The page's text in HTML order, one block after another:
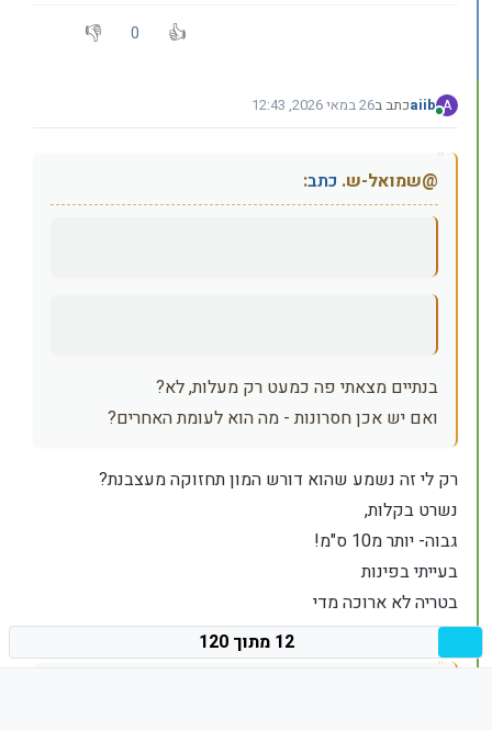
0
A
מחובר
aiibכתב ב26 במאי 2026, 12:43
נערך לאחרונה על ידי aiib
@שמואל-ש. כתב:
בנתיים מצאתי פה כמעט רק מעלות, לא?
ואם יש אכן חסרונות - מה הוא לעומת האחרים?
רק לי זה נשמע שהוא דורש המון תחזוקה מעצבנת?
נשרט בקלות,
גבוה- יותר מ10 ס"מ!
בעייתי בפינות
בטריה לא ארוכה מדי
יכול לעבוד רק אחרי הטענה של 70-80 אחוז
12 מתוך 120